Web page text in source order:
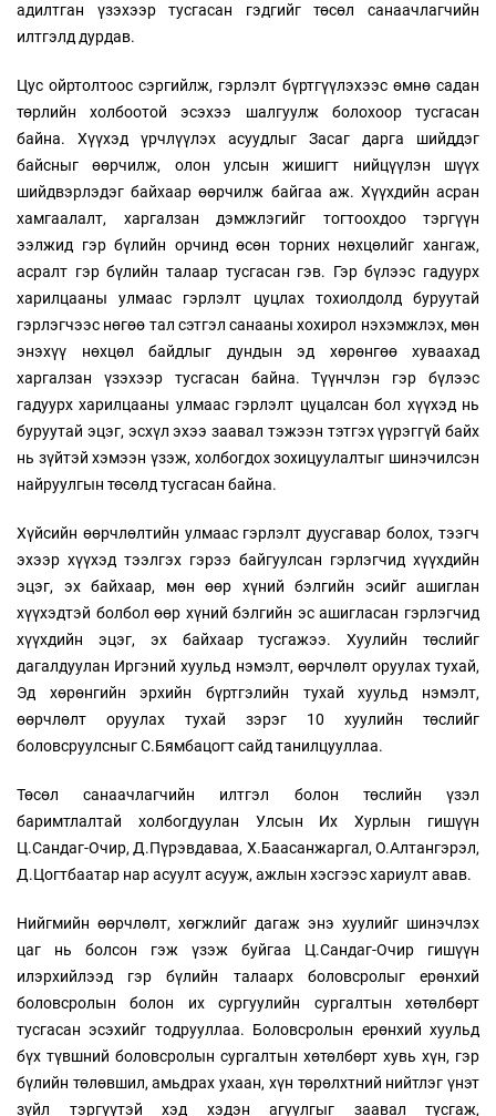
адилтган үзэхээр тусгасан гэдгийг төсөл санаачлагчийн
илтгэлд дурдав.
Цус ойртолтоос сэргийлж, гэрлэлт бүртгүүлэхээс өмнө садан
төрлийн холбоотой эсэхээ шалгуулж болохоор тусгасан
байна. Хүүхэд үрчлүүлэх асуудлыг Засаг дарга шийддэг
байсныг өөрчилж, олон улсын жишигт нийцүүлэн шүүх
шийдвэрлэдэг байхаар өөрчилж байгаа аж. Хүүхдийн асран
хамгаалалт, харгалзан дэмжлэгийг тогтоохдоо тэргүүн
ээлжид гэр бүлийн орчинд өсөн торних нөхцөлийг хангаж,
асралт гэр бүлийн талаар тусгасан гэв. Гэр бүлээс гадуурх
харилцааны улмаас гэрлэлт цуцлах тохиолдолд буруутай
гэрлэгчээс нөгөө тал сэтгэл санааны хохирол нэхэмжлэх, мөн
энэхүү нөхцөл байдлыг дундын эд хөрөнгөө хуваахад
харгалзан үзэхээр тусгасан байна. Түүнчлэн гэр бүлээс
гадуурх харилцааны улмаас гэрлэлт цуцалсан бол хүүхэд нь
буруутай эцэг, эсхүл эхээ заавал тэжээн тэтгэх үүрэггүй байх
нь зүйтэй хэмээн үзэж, холбогдох зохицуулалтыг шинэчилсэн
найруулгын төсөлд тусгасан байна.
Хүйсийн өөрчлөлтийн улмаас гэрлэлт дуусгавар болох, тээгч
эхээр хүүхэд тээлгэх гэрээ байгуулсан гэрлэгчид хүүхдийн
эцэг, эх байхаар, мөн өөр хүний бэлгийн эсийг ашиглан
хүүхэдтэй болбол өөр хүний бэлгийн эс ашигласан гэрлэгчид
хүүхдийн эцэг, эх байхаар тусгажээ. Хуулийн төслийг
дагалдуулан Иргэний хуульд нэмэлт, өөрчлөлт оруулах тухай,
Эд хөрөнгийн эрхийн бүртгэлийн тухай хуульд нэмэлт,
өөрчлөлт оруулах тухай зэрэг 10 хуулийн төслийг
боловсруулсныг С.Бямбацогт сайд танилцууллаа.
Төсөл санаачлагчийн илтгэл болон төслийн үзэл
баримтлалтай холбогдуулан Улсын Их Хурлын гишүүн
Ц.Сандаг-Очир, Д.Пүрэвдаваа, Х.Баасанжаргал, О.Алтангэрэл,
Д.Цогтбаатар нар асуулт асууж, ажлын хэсгээс хариулт авав.
Нийгмийн өөрчлөлт, хөгжлийг дагаж энэ хуулийг шинэчлэх
цаг нь болсон гэж үзэж буйгаа Ц.Сандаг-Очир гишүүн
илэрхийлээд гэр бүлийн талаарх боловсролыг ерөнхий
боловсролын болон их сургуулийн сургалтын хөтөлбөрт
тусгасан эсэхийг тодрууллаа. Боловсролын ерөнхий хуульд
бүх түвшний боловсролын сургалтын хөтөлбөрт хувь хүн, гэр
бүлийн төлөвшил, амьдрах ухаан, хүн төрөлхтний нийтлэг үнэт
зүйл тэргүүтэй хэд хэдэн агуулгыг заавал тусгаж,